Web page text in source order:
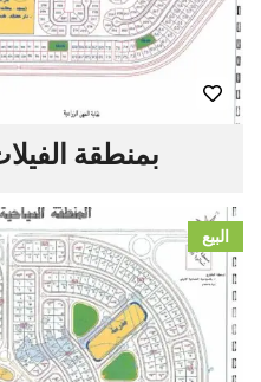
بمنطقة
البيع